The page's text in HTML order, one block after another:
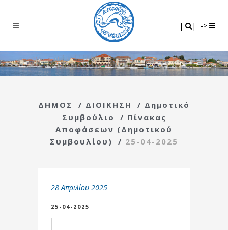
| | ->
ΔΗΜΟΣ / ΔΙΟΙΚΗΣΗ / Δημοτικό
Συμβούλιο
/ Πίνακας
Αποφάσεων (Δημοτικού
Συμβουλίου)
/ 25-04-2025
28 Απριλίου 2025
25-04-2025